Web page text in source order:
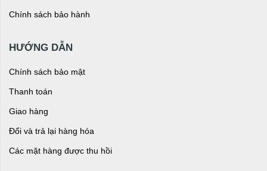
Chính sách bảo hành
HƯỚNG DẪN
Chính sách bảo mật
Thanh toán
Giao hàng
Đổi và trả lại hàng hóa
Các mặt hàng được thu hồi